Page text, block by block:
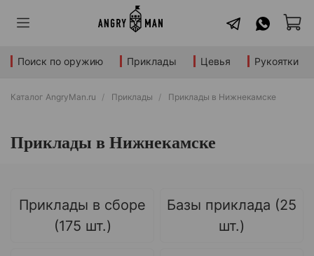
Поиск по оружию Приклады Цевья Рукоятки
Каталог AngryMan.ru Приклады Приклады в Нижнекамске
Приклады в Нижнекамске
Приклады в сборе
(175 шт.)
Базы приклада (25
шт.)